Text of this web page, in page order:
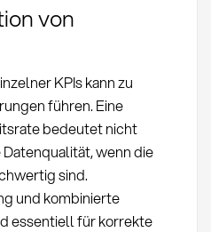
von
KPIs kann zu
führen. Eine
bedeutet nicht
wenn die
sind.
und kombinierte
essentiell für korrekte